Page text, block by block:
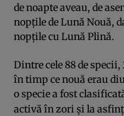
de noapte aveau, de
nopțile de Lună Nouă,
nopțile cu Lună Plină.
Dintre cele 88 de
în timp ce nouă erau
o specie a fost
activă în zori și la